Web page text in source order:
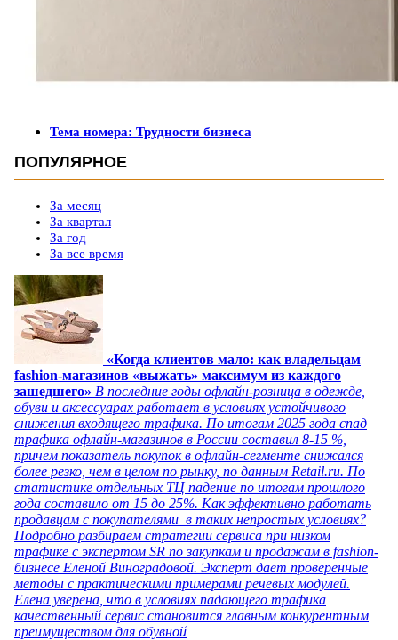
Тема номера: Трудности бизнеса
ПОПУЛЯРНОЕ
За месяц
За квартал
За год
За все время
«Когда клиентов мало: как владельцам
fashion-магазинов «выжать» максимум из каждого
зашедшего» В последние годы офлайн-розница в одежде,
обуви и аксессуарах работает в условиях устойчивого
снижения входящего трафика. По итогам 2025 года спад
трафика офлайн-магазинов в России составил 8-15 %,
причем показатель покупок в офлайн-сегменте снижался
более резко, чем в целом по рынку, по данным Retail.ru. По
статистике отдельных ТЦ падение по итогам прошлого
года составило от 15 до 25%. Как эффективно работать
продавцам с покупателями в таких непростых условиях?
Подробно разбираем стратегии сервиса при низком
трафике с экспертом SR по закупкам и продажам в fashion-
бизнесе Еленой Виноградовой. Эксперт дает проверенные
методы с практическими примерами речевых модулей.
Елена уверена, что в условиях падающего трафика
качественный сервис становится главным конкурентным
преимуществом для обувной